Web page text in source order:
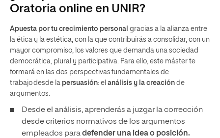
Oratoria online en UNIR?
Apuesta por tu crecimiento personal gracias a la alianza entre
la ética y la estética, con la que contribuirás a consolidar, con un
mayor compromiso, los valores que demanda una sociedad
democrática, plural y participativa. Para ello, este máster te
formará en las dos perspectivas fundamentales de
trabajo desde la persuasión: el análisis y la creación de
argumentos.
Desde el análisis, aprenderás a juzgar la corrección
desde criterios normativos de los argumentos
empleados paradefender una idea o posición.